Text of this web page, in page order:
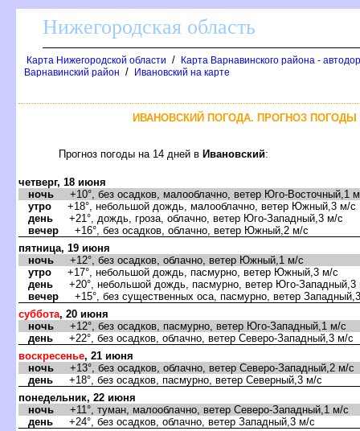
Нижегородская область
Карта Нижегородской области /
Карта Варнавинского района -
арнавинский район / Ивановский на карте
ИВАНОВСКИЙ ПОГОДА. ПРОГНОЗ
Прогноз погоды на 14 дней Ивановский:
четверг, 18 июня
ночь +10°, без осадков, малооблачно, ветер Юго-Восточный,1
утро +18°, небольшой дождь, малооблачно, ветер Южный,3 м/с
день +21°, дождь, гроза, облачно, ветер Юго-Западный,3 м/с
ечер +16°, без осадков, облачно, ветер Южный,2 м/с
пятница, 19 июня
ночь +12°, без осадков, облачно, ветер Южный,1 м/с
утро +17°, небольшой дождь, пасмурно, ветер Южный,3 м/с
день +20°, небольшой дождь, пасмурно, ветер Юго-Западный,3
ечер +15°, без существенных оса, пасмурно, ветер
суббота, 20 июня
ночь +12°, без осадков, пасмурно, ветер Юго-Западный,1 м/с
день +22°, без осадков, облачно, ветер Северо-Западный,3 м/с
оскресенье, 21 июня
ночь +13°, без осадков, облачно, ветер Северо-Западный,2 м/с
день +18°, без осадков, пасмурно, ветер Северный,3 м/с
понедельник, 22 июня
ночь +11°, туман, малооблачно, ветер Северо-Западный,1 м/с
день +24°, без осадков, облачно, ветер Западный,3 м/с